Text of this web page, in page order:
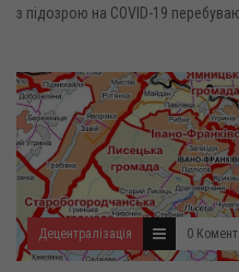
з підозрою на COVID-19
Децентралізація 0